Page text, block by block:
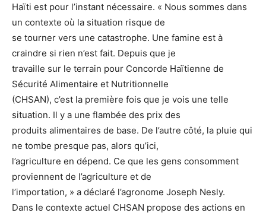
Haïti est pour l’instant nécessaire. « Nous sommes dans
un contexte où la situation risque de
se tourner vers une catastrophe. Une famine est à
craindre si rien n’est fait. Depuis que je
travaille sur le terrain pour Concorde Haïtienne de
Sécurité Alimentaire et Nutritionnelle
(CHSAN), c’est la première fois que je vois une telle
situation. Il y a une flambée des prix des
produits alimentaires de base. De l’autre côté, la pluie qui
ne tombe presque pas, alors qu’ici,
l’agriculture en dépend. Ce que les gens consomment
proviennent de l’agriculture et de
l’importation, » a déclaré l’agronome Joseph Nesly.
Dans le contexte actuel CHSAN propose des actions en